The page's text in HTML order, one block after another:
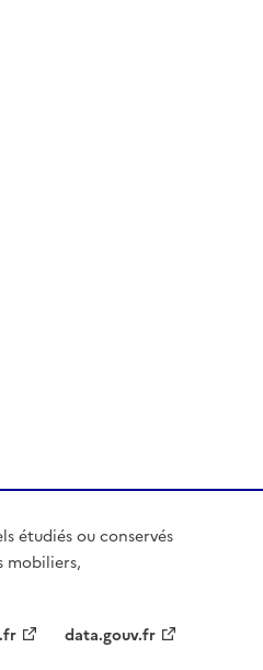
étudiés ou conservés
mobiliers,
data.gouv.fr